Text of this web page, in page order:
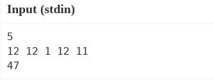
Input (stdin)
5
12 12 1 12 11
47